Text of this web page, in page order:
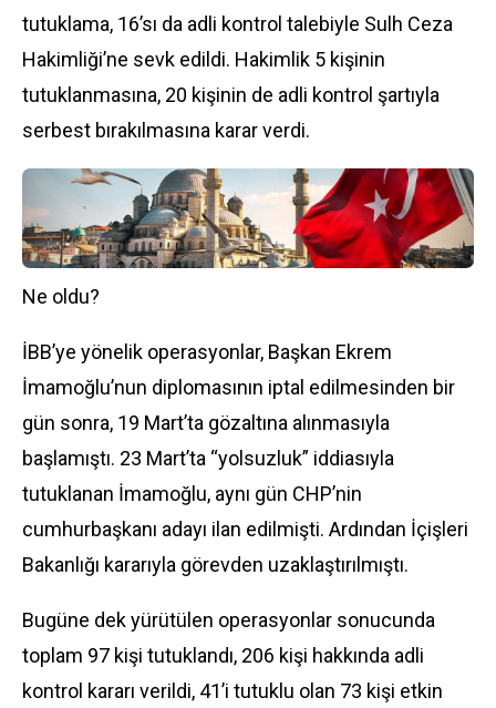
tutuklama, 16’sı da adli kontrol talebiyle Sulh Ceza
Hakimliği’ne sevk edildi. Hakimlik 5 kişinin
tutuklanmasına, 20 kişinin de adli kontrol şartıyla
serbest bırakılmasına karar verdi.
Ne oldu?
İBB’ye yönelik operasyonlar, Başkan Ekrem
İmamoğlu’nun diplomasının iptal edilmesinden bir
gün sonra, 19 Mart’ta gözaltına alınmasıyla
başlamıştı. 23 Mart’ta “yolsuzluk” iddiasıyla
tutuklanan İmamoğlu, aynı gün CHP’nin
cumhurbaşkanı adayı ilan edilmişti. Ardından İçişleri
Bakanlığı kararıyla görevden uzaklaştırılmıştı.
Bugüne dek yürütülen operasyonlar sonucunda
toplam 97 kişi tutuklandı, 206 kişi hakkında adli
kontrol kararı verildi, 41’i tutuklu olan 73 kişi etkin